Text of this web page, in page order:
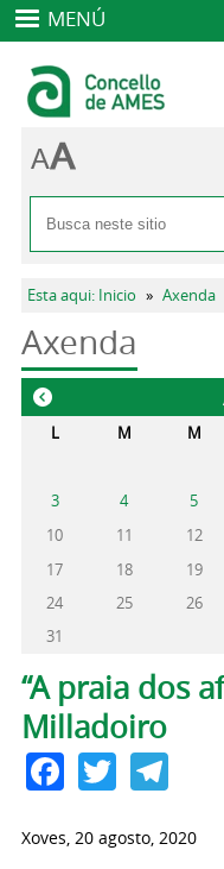
MENÚ
Formulario de
Buscar
Vostede está aquí
Esta aqui: Inicio » Axenda
Axenda
«
L M M
3
4 5
10
11 12
17
18 19
24
25 26
31
Pestanas principais
“A praia dos
Milladoiro
Facebook
Twitter
Xoves, 20 agosto, 2020